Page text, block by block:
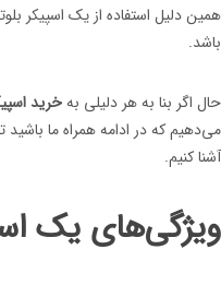
همین دلیل استفاده از یک اسپیکر
باشد.
حال اگر بنا به هر دلیلی بهخرید
می‌‌دهیم که در ادامه همراه ما باشید
آشنا کنیم.
ویژگی‌های یک